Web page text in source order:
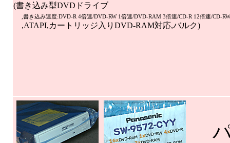
(書き込み型DVDドライブ
,書き込み速度:DVD-R 4倍速/DVD-RW 1倍速/DVD-RAM 3倍速/CD-R 12倍速/CD-
,ATAPI,カートリッジ入りDVD-RAM対応,バルク)
パ